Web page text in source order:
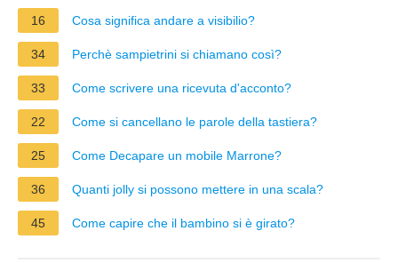
16 Cosa significa andare a visibilio?
34 Perchè sampietrini si chiamano così?
33 Come scrivere una ricevuta d'acconto?
22 Come si cancellano le parole della tastiera?
25 Come Decapare un mobile Marrone?
36 Quanti jolly si possono mettere in una scala?
45 Come capire che il bambino si è girato?